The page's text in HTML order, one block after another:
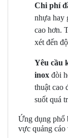
Chi phí
nhựa hay
cao hơn.
xét đến
Yêu cầu
inox đòi
thuật cao
suốt quá
Ứng dụng phổ
vực quảng cáo